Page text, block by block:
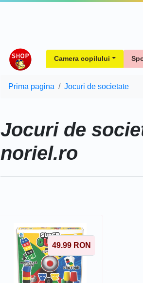
Camera copilului
Prima pagina Jocuri de societate
Jocuri de
noriel.ro
49.99 RON